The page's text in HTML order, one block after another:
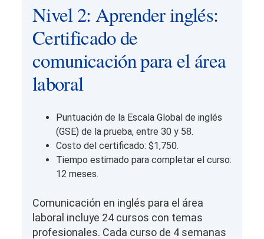
Nivel 2: Aprender inglés:
Certificado de
comunicación para el área
laboral
Puntuación de la Escala Global de inglés
(GSE) de la prueba, entre 30 y 58.
Costo del certificado: $1,750.
Tiempo estimado para completar el curso:
12 meses.
Comunicación en inglés para el área
laboral incluye 24 cursos con temas
profesionales. Cada curso de 4 semanas